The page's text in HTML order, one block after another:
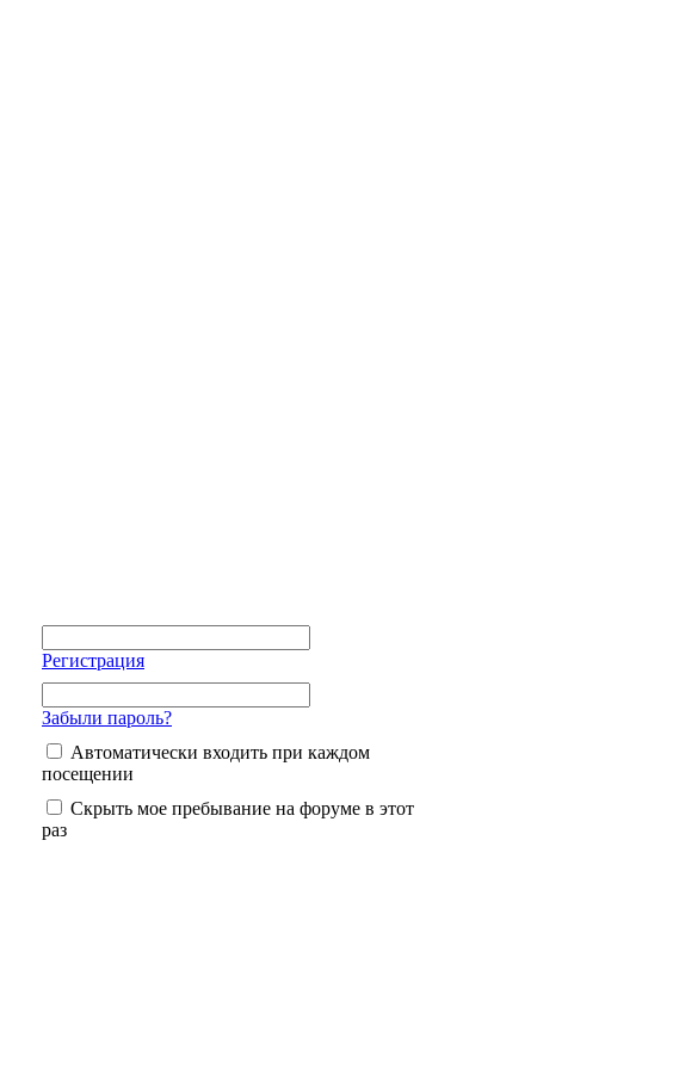
Регистрация
Забыли пароль?
Автоматически входить при каждом
посещении
Скрыть мое пребывание на форуме в этот
раз